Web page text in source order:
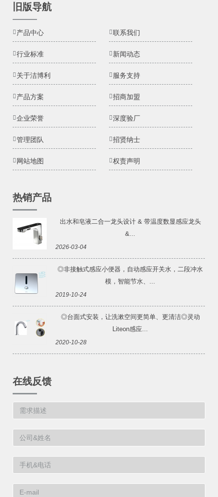
旧版导航
产品中心 联系我们
行业标准 新闻动态
关于洁博利 服务支持
产品方案 招商加盟
企业荣誉 深度验厂
管理团队 招贤纳士
网站地图 权责声明
热销产品
出水和皂液二合一龙头设计 & 带温度数显感应龙头
&...
2026-03-04
◎非接触式感应小便器，自动感应开关水，二段冲水
模，智能节水、...
2019-10-24
◎台面式安装，让洗漱空间更简单、更清洁◎灵动
Liteon感应...
2020-10-28
在线反馈